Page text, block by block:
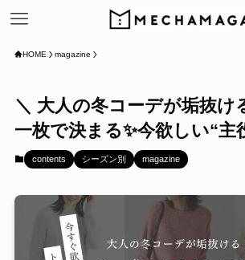
HOME magazine
＼ 大人の冬コーデが垢抜け
一枚で決まる✨今欲しい“主
contents シーズン別 magazine